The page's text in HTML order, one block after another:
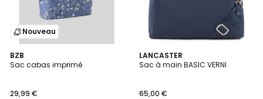
Nouveau
BZB
Sac cabas imprimé
29,99 €
LANCASTER
Sac à main BASIC VERNI
65,00 €
5
/
2
Couleurs